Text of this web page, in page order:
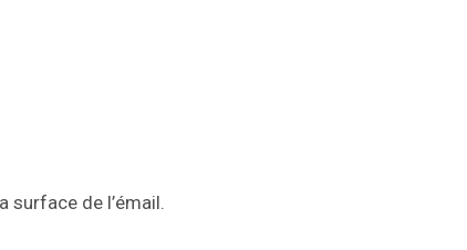
surface de l’émail.